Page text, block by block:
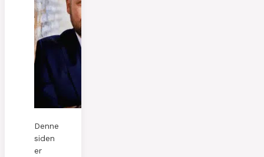
Denne
siden
er